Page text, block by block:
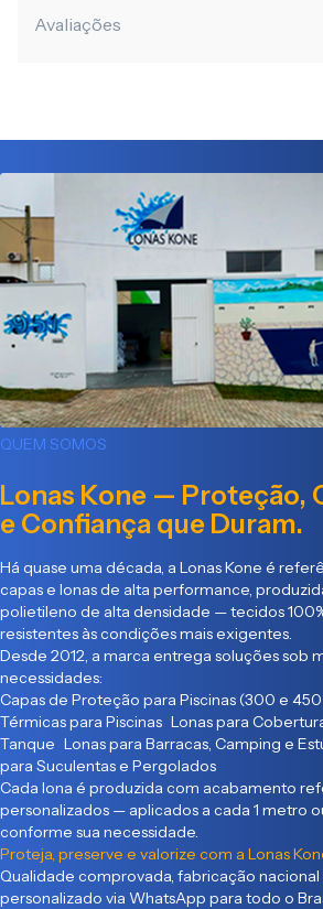
Avaliações
QUEM SOMOS
Lonas Kone — Proteção,
e Confiança que Duram.
Há quase uma década, a Lonas Kone é
capas e lonas de alta performance,
polietileno de alta densidade — tecidos
resistentes às condições mais exigentes.
Desde 2012, a marca entrega soluções sob
necessidades:
Capas de Proteção para Piscinas (300 e
Térmicas para Piscinas Lonas para
Tanque Lonas para Barracas, Camping e
para Suculentas e Pergolados
Cada lona é produzida com acabamento
personalizados — aplicados a cada 1 metro
conforme sua necessidade.
Proteja, preserve e valorize com a Lonas
Qualidade comprovada, fabricação
personalizado via WhatsApp para todo o